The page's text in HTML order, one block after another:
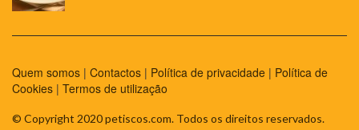
Quem somos | Contactos | Política de privacidade | Política de
Cookies | Termos de utilização
© Copyright 2020 petiscos.com. Todos os direitos reservados.